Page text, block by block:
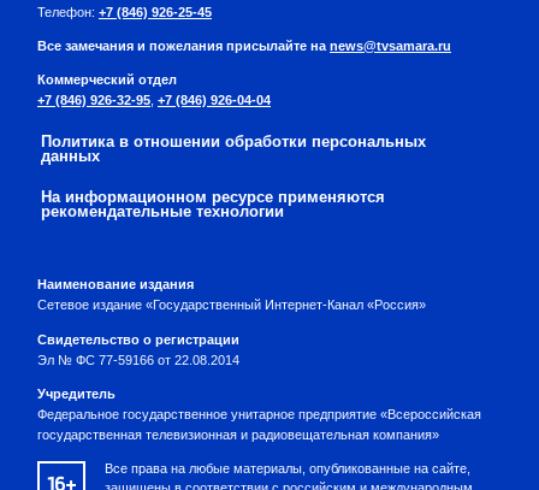
Телефон: +7 (846) 926-25-45
Все замечания и пожелания присылайте на news@tvsamara.ru
Коммерческий отдел
+7 (846) 926-32-95 +7 (846) 926-04-04
Политика в отношении обработки персональных
данных
На информационном ресурсе применяются
рекомендательные технологии
Наименование издания
Сетевое издание «Государственный Интернет-Канал «Россия»
Свидетельство о регистрации
Эл № ФС 77-59166 от 22.08.2014
Учредитель
Федеральное государственное унитарное предприятие «Всероссийская
государственная телевизионная и радиовещательная компания»
16+
Все права на любые материалы, опубликованные на сайте,